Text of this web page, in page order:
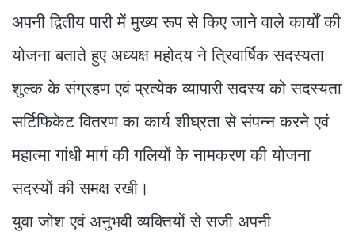
अपनी द्वितीय पारी में मुख्य रूप से किए जाने वाले कार्यों की
योजना बताते हुए अध्यक्ष महोदय ने त्रिवार्षिक सदस्यता
शुल्क के संग्रहण एवं प्रत्येक व्यापारी सदस्य को सदस्यता
सर्टिफिकेट वितरण का कार्य शीघ्रता से संपन्न करने एवं
महात्मा गांधी मार्ग की गलियों के नामकरण की योजना
सदस्यों की समक्ष रखी।
युवा जोश एवं अनुभवी व्यक्तियों से सजी अपनी